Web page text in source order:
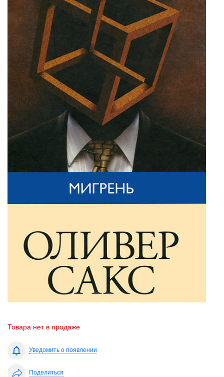
Товара нет в продаже
Уведомить о появлении
Поделиться